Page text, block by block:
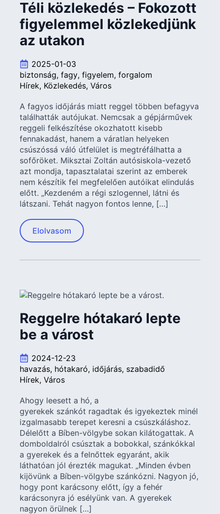
Téli közlekedés – Fokozott
figyelemmel közlekedjünk
az utakon
2025-01-03
biztonság fagy figyelem forgalom
Hírek Közlekedés Város
A fagyos időjárás miatt reggel többen befagyva
találhatták autójukat. Nemcsak a gépjárművek
reggeli felkészítése okozhatott kisebb
fennakadást, hanem a váratlan helyeken
csúszóssá váló útfelület is megtréfálhatta a
sofőröket. Miksztai Zoltán autósiskola-vezető
azt mondja, tapasztalatai szerint az emberek
nem készítik fel megfelelően autóikat elindulás
előtt. „Kezdeném a régi szlogennel, látni és
látszani. Tehát nagyon fontos lenne, […]
Elolvasom
Reggelre hótakaró lepte
be a várost
2024-12-23
havazás hótakaró időjárás szabadidő
Hírek Város
Ahogy leesett a hó, a
gyerekek szánkót ragadtak és igyekeztek minél
izgalmasabb terepet keresni a csúszkáláshoz.
Délelőtt a Bíben-völgybe sokan kilátogattak. A
domboldalról csúsztak a bobokkal, szánkókkal
a gyerekek és a felnőttek egyaránt, akik
láthatóan jól érezték magukat. „Minden évben
kijövünk a Bíben-völgybe szánkózni. Nagyon jó,
hogy pont karácsony előtt, így a fehér
karácsonyra jó esélyünk van. A gyerekek
nagyon örülnek […]